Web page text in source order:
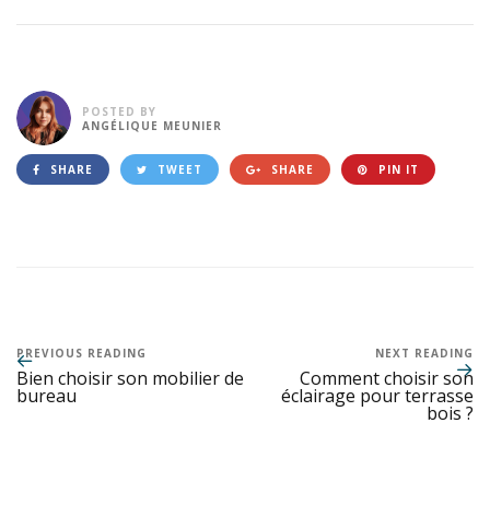
POSTED BY
ANGÉLIQUE MEUNIER
SHARE TWEET SHARE PIN IT
PREVIOUS READING
Bien choisir son mobilier de
bureau
NEXT READING
Comment choisir son
éclairage pour terrasse
bois ?